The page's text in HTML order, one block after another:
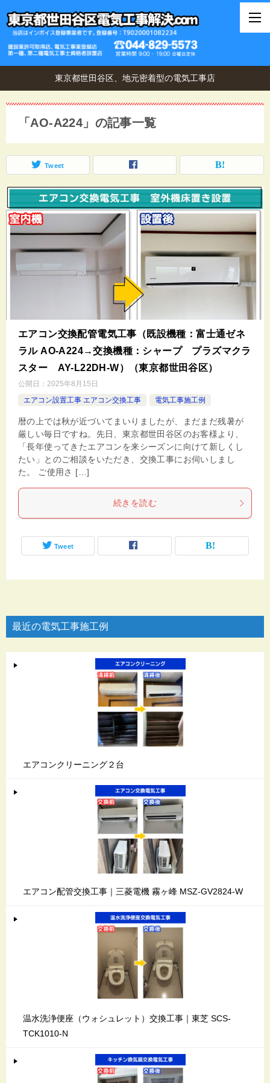
東京都世田谷区、地元密着型の電気工事店
「AO-A224」の記事一覧
Tweet
エアコン交換配管電気工事（既設機種：富士通ゼネ
ラル AO-A224→交換機種：シャープ プラズマクラ
スター AY-L22DH-W）（東京都世田谷区）
公開日： 2025年8月15日
エアコン設置工事 エアコン交換工事
電気工事施工例
暦の上では秋が近づいてまいりましたが、まだまだ残暑が
厳しい毎日ですね。先日、東京都世田谷区のお客様より、
「長年使ってきたエアコンを来シーズンに向けて新しくし
たい」とのご相談をいただき、交換工事にお伺いしまし
た。 ご使用さ […]
続きを読む
Tweet
最近の電気工事施工例
エアコンクリーニング２台
エアコン配管交換工事｜三菱電機 霧ヶ峰 MSZ-GV2824-W
温水洗浄便座（ウォシュレット）交換工事｜東芝 SCS-
TCK1010-N